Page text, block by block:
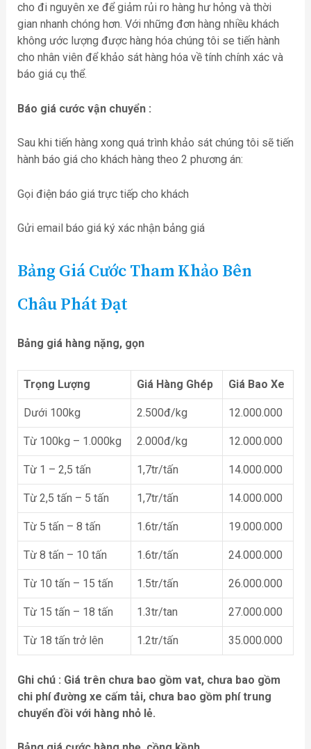
cho đi nguyên xe để giảm rủi ro hàng hư hỏng và thời
gian nhanh chóng hơn. Với những đơn hàng nhiều khách
không ước lượng được hàng hóa chúng tôi se tiến hành
cho nhân viên để khảo sát hàng hóa về tính chính xác và
báo giá cụ thể.
Báo giá cước vận chuyển :
Sau khi tiến hàng xong quá trình khảo sát chúng tôi sẽ tiến
hành báo giá cho khách hàng theo 2 phương án:
Gọi điện báo giá trực tiếp cho khách
Gửi email báo giá ký xác nhận bảng giá
Bảng Giá Cước Tham Khảo Bên
Châu Phát Đạt
Bảng giá hàng nặng, gọn
Trọng Lượng Giá Hàng Ghép Giá Bao Xe
Dưới 100kg 2.500đ/kg 12.000.000
Từ 100kg – 1.000kg 2.000đ/kg 12.000.000
Từ 1 – 2,5 tấn 1,7tr/tấn 14.000.000
Từ 2,5 tấn – 5 tấn 1,7tr/tấn 14.000.000
Từ 5 tấn – 8 tấn 1.6tr/tấn 19.000.000
Từ 8 tấn – 10 tấn 1.6tr/tấn 24.000.000
Từ 10 tấn – 15 tấn 1.5tr/tấn 26.000.000
Từ 15 tấn – 18 tấn 1.3tr/tan 27.000.000
Từ 18 tấn trở lên 1.2tr/tấn 35.000.000
Ghi chú : Giá trên chưa bao gồm vat, chưa bao gồm
chi phí đường xe cấm tải, chưa bao gồm phí trung
chuyển đồi với hàng nhỏ lẻ.